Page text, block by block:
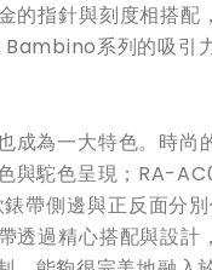
的指針與刻度相搭
系列的吸引
成為一大特色。時
與駝色呈現；RA-
帶側邊與正反面分
透過精心搭配與設